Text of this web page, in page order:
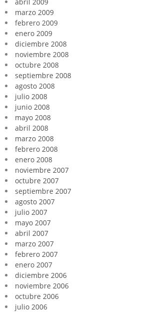
marzo 2009
febrero 2009
enero 2009
diciembre 2008
noviembre 2008
octubre 2008
septiembre 2008
agosto 2008
julio 2008
junio 2008
mayo 2008
abril 2008
marzo 2008
febrero 2008
enero 2008
noviembre 2007
octubre 2007
septiembre 2007
agosto 2007
julio 2007
mayo 2007
abril 2007
marzo 2007
febrero 2007
enero 2007
diciembre 2006
noviembre 2006
octubre 2006
julio 2006